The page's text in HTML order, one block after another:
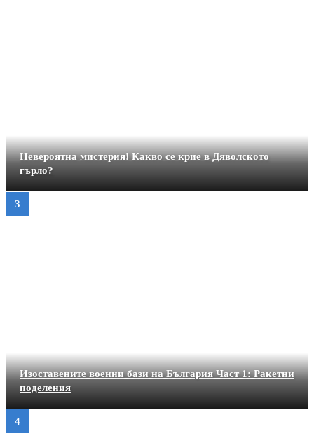
Невероятна мистерия! Какво се крие в Дяволското
гърло?
Изоставените военни бази на България Част 1: Ракетни
поделения